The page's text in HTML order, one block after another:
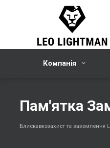
Компанія
Пам'ятка
Блискавкозахист та заземлення